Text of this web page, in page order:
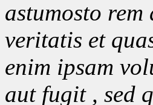
astumosto
veritatis et
enim ipsam
aut fugit , sed